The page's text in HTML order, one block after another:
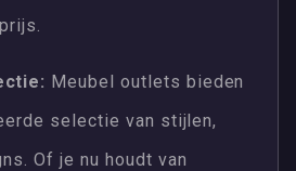
Meubel outlets bieden
selectie van stijlen,
Of je nu houdt van